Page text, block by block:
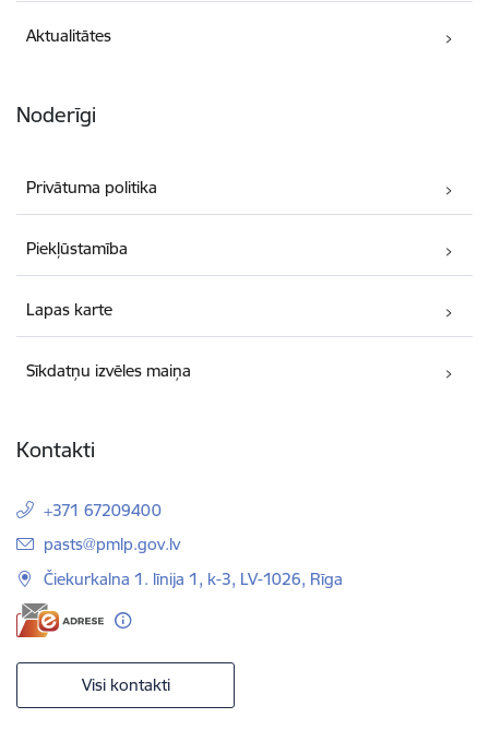
Aktualitātes
Noderīgi
Privātuma politika
Piekļūstamība
Lapas karte
Sīkdatņu izvēles maiņa
Kontakti
+371 67209400
E-pasts:
pasts@pmlp.gov.lv
Čiekurkalna 1. līnija 1, k-3, LV-1026, Rīga
Visi kontakti